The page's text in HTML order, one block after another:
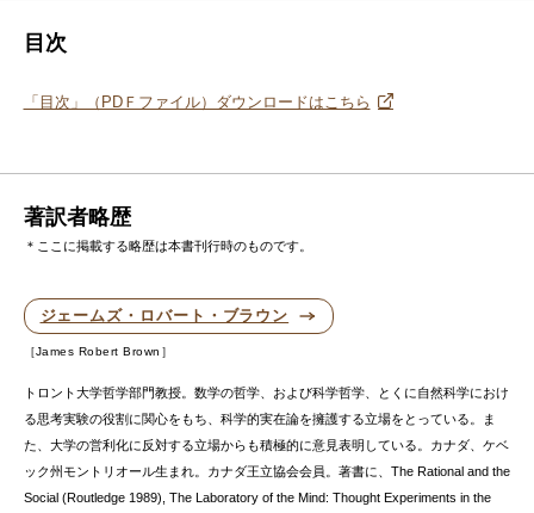
目次
「目次」（PDＦファイル）ダウンロードはこちら
著訳者略歴
＊ここに掲載する略歴は本書刊行時のものです。
ジェームズ・ロバート・ブラウン
James Robert Brown
トロント大学哲学部門教授。数学の哲学、および科学哲学、とくに自然科学におけ
る思考実験の役割に関心をもち、科学的実在論を擁護する立場をとっている。ま
た、大学の営利化に反対する立場からも積極的に意見表明している。カナダ、ケベ
ック州モントリオール生まれ。カナダ王立協会会員。著書に、The Rational and the
Social (Routledge 1989), The Laboratory of the Mind: Thought Experiments in the